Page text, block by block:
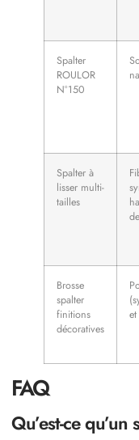
Spalter
ROULOR
N°150
Spalter à
lisser multi-
tailles
Brosse
spalter
finitions
décoratives
FAQ
Qu’est-ce